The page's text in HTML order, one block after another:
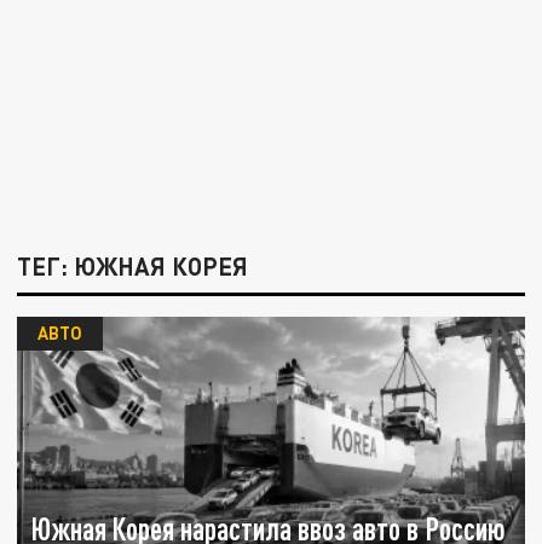
ТЕГ: ЮЖНАЯ КОРЕЯ
Южная Корея нарастила ввоз авто в Россию
АВТО